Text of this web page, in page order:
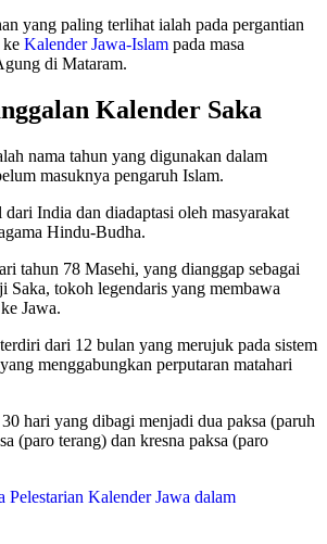
yang paling terlihat ialah pada pergantian
Kalender Jawa-Islam pada masa
di Mataram.
Kalender Saka
nama tahun yang digunakan dalam
masuknya pengaruh Islam.
dari India dan diadaptasi oleh masyarakat
Hindu-Budha.
tahun 78 Masehi, yang dianggap sebagai
Saka, tokoh legendaris yang membawa
Jawa.
terdiri dari 12 bulan yang merujuk pada sistem
menggabungkan perputaran matahari
hari yang dibagi menjadi dua paksa (paruh
(paro terang) dan kresna paksa (paro
Pelestarian Kalender Jawa dalam